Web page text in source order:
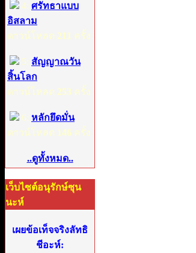
4: ศรัทธาแบบ
อิสลาม
ดาวน์โหลด 211 ครั้ง
5: สัญญาณวัน
สิ้นโลก
ดาวน์โหลด 253 ครั้ง
6: หลักยึดมั่น
ดาวน์โหลด 146 ครั้ง
..ดูทั้งหมด..
เว็บไซต์อนุรักษ์ซุน
นะห์
เผยข้อเท็จจริงลัทธิ
ชีอะห์: